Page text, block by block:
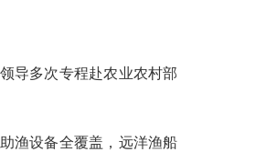
导多次专程赴农业农村部
渔设备全覆盖，远洋渔船